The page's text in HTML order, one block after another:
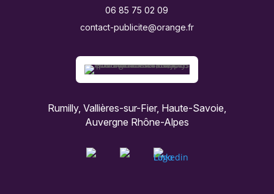
06 85 75 02 09
contact-publicite@orange.fr
Rumilly, Vallières-sur-Fier, Haute-Savoie,
Auvergne Rhône-Alpes